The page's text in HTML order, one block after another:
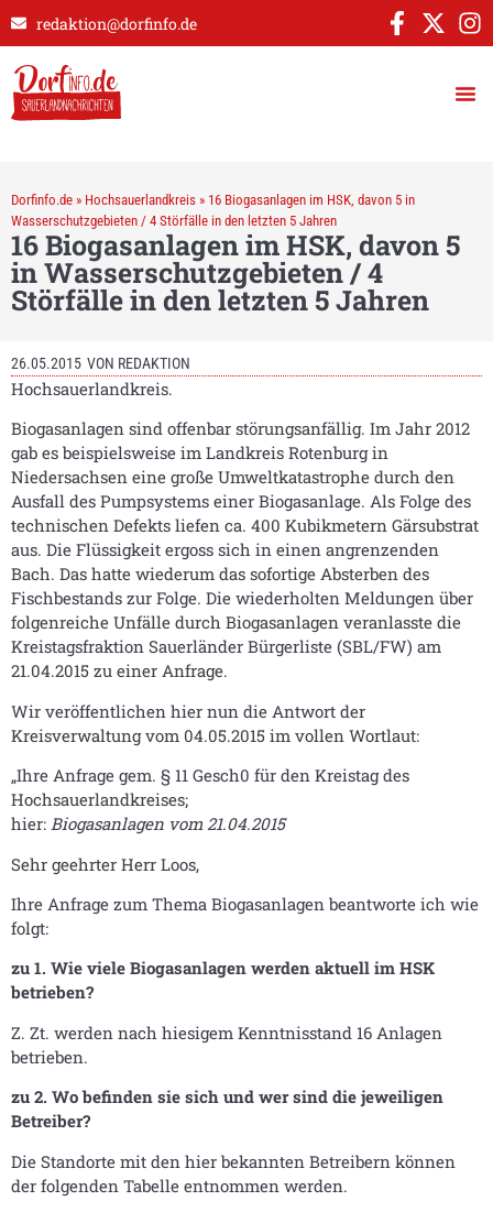
redaktion@dorfinfo.de
Dorfinfo.de » Hochsauerlandkreis » 16 Biogasanlagen im HSK, davon 5 in
Wasserschutzgebieten / 4 Störfälle in den letzten 5 Jahren
16 Biogasanlagen im HSK, davon 5
in Wasserschutzgebieten / 4
Störfälle in den letzten 5 Jahren
26.05.2015 VON REDAKTION
Hochsauerlandkreis.
Biogasanlagen sind offenbar störungsanfällig. Im Jahr 2012
gab es beispielsweise im Landkreis Rotenburg in
Niedersachsen eine große Umweltkatastrophe durch den
Ausfall des Pumpsystems einer Biogasanlage. Als Folge des
technischen Defekts liefen ca. 400 Kubikmetern Gärsubstrat
aus. Die Flüssigkeit ergoss sich in einen angrenzenden
Bach. Das hatte wiederum das sofortige Absterben des
Fischbestands zur Folge. Die wiederholten Meldungen über
folgenreiche Unfälle durch Biogasanlagen veranlasste die
Kreistagsfraktion Sauerländer Bürgerliste (SBL/FW) am
21.04.2015 zu einer Anfrage.
Wir veröffentlichen hier nun die Antwort der
Kreisverwaltung vom 04.05.2015 im vollen Wortlaut:
„Ihre Anfrage gem. § 11 Gesch0 für den Kreistag des
Hochsauerlandkreises;
hier: Biogasanlagen vom 21.04.2015
Sehr geehrter Herr Loos,
Ihre Anfrage zum Thema Biogasanlagen beantworte ich wie
folgt:
zu 1. Wie viele Biogasanlagen werden aktuell im HSK
betrieben?
Z. Zt. werden nach hiesigem Kenntnisstand 16 Anlagen
betrieben.
zu 2. Wo befinden sie sich und wer sind die jeweiligen
Betreiber?
Die Standorte mit den hier bekannten Betreibern können
der folgenden Tabelle entnommen werden.